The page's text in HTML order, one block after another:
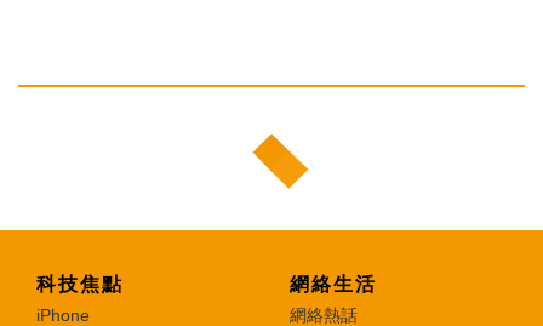
科技焦點
iPhone
網絡生活
網絡熱話